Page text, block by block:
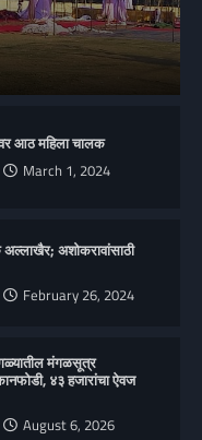
आठ महिला चालक
March 1, 2024
अशोकरावांसाठी
February 26, 2024
मंगळसूत्र
४३ हजारांचा ऐवज
August 6, 2026